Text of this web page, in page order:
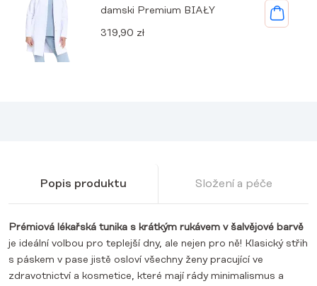
damski Premium BIAŁY
319,90 zł
Popis produktu Složení a péče
Prémiová lékařská tunika s krátkým rukávem v šalvějové barvě
je ideální volbou pro teplejší dny, ale nejen pro ně! Klasický střih
s páskem v pase jistě osloví všechny ženy pracující ve
zdravotnictví a kosmetice, které mají rády minimalismus a